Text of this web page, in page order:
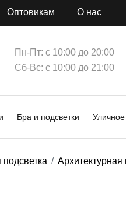
Оптовикам О нас
Пн-Пт: с 10:00 до 20:00
Сб-Вс: с 10:00 до 21:00
Бра и подсветки
подсветка